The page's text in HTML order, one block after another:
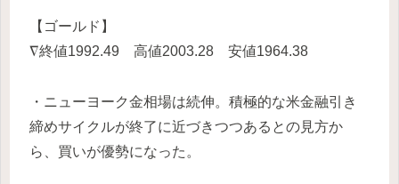
【ゴールド】
∇終値1992.49 高値2003.28 安値1964.38
・ニューヨーク金相場は続伸。積極的な米金融引き
締めサイクルが終了に近づきつつあるとの見方か
ら、買いが優勢になった。